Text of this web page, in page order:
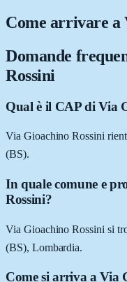
Come arrivare a
Domande
Rossini
Qual è il CAP di Via
Via Gioachino Rossini
(BS).
In quale comune e
Rossini?
Via Gioachino Rossini si
(BS), Lombardia.
Come si arriva a Via